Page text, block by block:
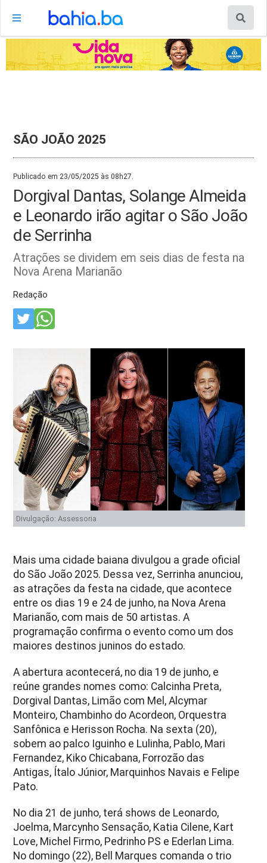
SÃO JOÃO 2025
Publicado em 23/05/2025 às 08h27.
Dorgival Dantas, Solange Almeida
e Leonardo irão agitar o São João
de Serrinha
Atrações se dividem em seis dias de festa na
Nova Arena Marianão
Redação
Divulgação: Assessoria
Mais uma cidade baiana divulgou a grade oficial
do São João 2025. Dessa vez, Serrinha anunciou,
as atrações da festa na cidade, que acontece
entre os dias 19 e 24 de junho, na Nova Arena
Marianão, com mais de 50 artistas. A
programação confirma o evento como um dos
maiores destinos juninos do estado.
A abertura acontecerá, no dia 19 de junho, e
reúne grandes nomes como: Calcinha Preta,
Dorgival Dantas, Limão com Mel, Alcymar
Monteiro, Chambinho do Acordeon, Orquestra
Sanfônica e Herisson Rocha. Na sexta (20),
sobem ao palco Iguinho e Lulinha, Pablo, Mari
Fernandez, Kiko Chicabana, Forrozão das
Antigas, Ítalo Júnior, Marquinhos Navais e Felipe
Pato.
No dia 21 de junho, terá shows de Leonardo,
Joelma, Marcynho Sensação, Katia Cilene, Kart
Love, Michel Firmo, Pedrinho PS e Ederlan Lima.
No domingo (22), Bell Marques comanda o trio